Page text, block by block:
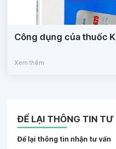
Công dụng của thuốc
Xem thêm
ĐỂ LẠI THÔNG TIN TƯ
Để lại thông tin nhận tư vấn